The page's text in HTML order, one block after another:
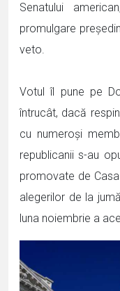
Senatului
promulgare
veto.
Votul îl pune pe
întrucât, dacă
cu numeroși
republicanii s-au
promovate de
alegerilor de la
luna noiembrie a